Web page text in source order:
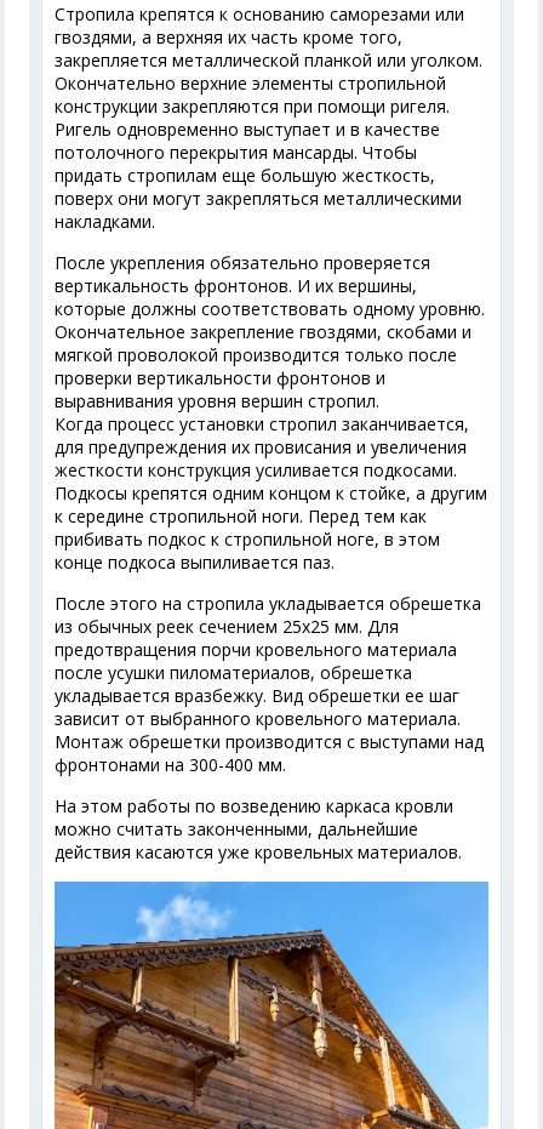
Стропила крепятся к основанию саморезами или
гвоздями, а верхняя их часть кроме того,
закрепляется металлической планкой или уголком.
Окончательно верхние элементы стропильной
конструкции закрепляются при помощи ригеля.
Ригель одновременно выступает и в качестве
потолочного перекрытия мансарды. Чтобы
придать стропилам еще большую жесткость,
поверх они могут закрепляться металлическими
накладками.
После укрепления обязательно проверяется
вертикальность фронтонов. И их вершины,
которые должны соответствовать одному уровню.
Окончательное закрепление гвоздями, скобами и
мягкой проволокой производится только после
проверки вертикальности фронтонов и
выравнивания уровня вершин стропил.
Когда процесс установки стропил заканчивается,
для предупреждения их провисания и увеличения
жесткости конструкция усиливается подкосами.
Подкосы крепятся одним концом к стойке, а другим
к середине стропильной ноги. Перед тем как
прибивать подкос к стропильной ноге, в этом
конце подкоса выпиливается паз.
После этого на стропила укладывается обрешетка
из обычных реек сечением 25х25 мм. Для
предотвращения порчи кровельного материала
после усушки пиломатериалов, обрешетка
укладывается вразбежку. Вид обрешетки ее шаг
зависит от выбранного кровельного материала.
Монтаж обрешетки производится с выступами над
фронтонами на 300-400 мм.
На этом работы по возведению каркаса кровли
можно считать законченными, дальнейшие
действия касаются уже кровельных материалов.